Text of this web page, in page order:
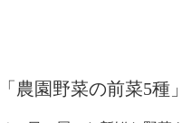
「農園野菜の前菜5種」